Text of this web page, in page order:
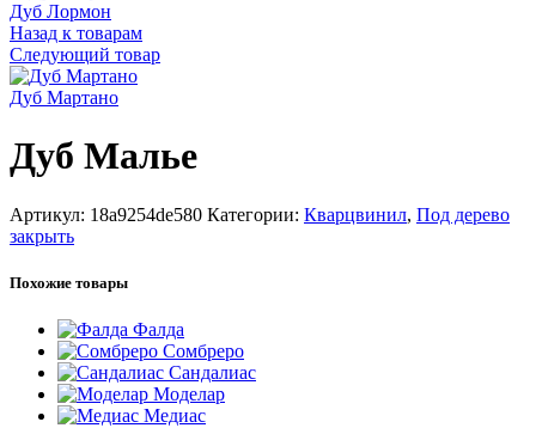
Дуб Лормон
Назад к товарам
Следующий товар
Дуб Мартано
Дуб Малье
Артикул: 18a9254de580 Категории: Кварцвинил, Под дерево
закрыть
Похожие товары
Фалда
Сомбреро
Сандалиас
Моделар
Медиас